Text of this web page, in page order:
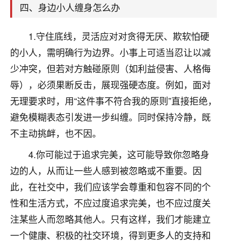
四、身边小人缠身怎么办
1.守住底线，灵活应对对贪得无厌、欺软怕硬
的小人，需明确行为边界。小事上可适当忍让以减
少冲突，但若对方触碰原则（如利益侵害、人格侮
辱），必须果断反击，展现强硬态度。例如，面对
无理要求时，用“这件事不符合我的原则”直接拒绝，
避免模糊表态引发进一步纠缠。同时保持冷静，既
不主动挑衅，也不因。
4.你可能过于追求完美，这可能导致你忽略身
边的人，从而让一些人感到被忽略或不重要。因
此，在社交中，我们应该学会尊重和包容不同的个
性和生活方式，不应过度追求完美，也不应过度关
注某些人而忽略其他人。只有这样，我们才能建立
一个健康、积极的社交环境，得到更多人的支持和
是我从找店开始都是找慧来老师跟进的，选
大环境不好，但是我家生意还可以，前几天又
刚找老师做了补财库，希望财运更好一点！
2小时前 来自海南 18
梦醒时分
我女儿高二叛逆，大半年不上学，一说她就要死要活
的，把我们两口子愁的不行，朋友给我推荐的慧来老
师，一开始我是病急乱投医，这半年来，法事一个个
做完，我女儿跟变了个人一样，不期望她能考多好的
大学，只要能安安稳稳的把书读了，身体心理都健健
康康的我就很知足了！
鹿森：可怜天下父母心啊！
3小时前 来自河北 16
付深